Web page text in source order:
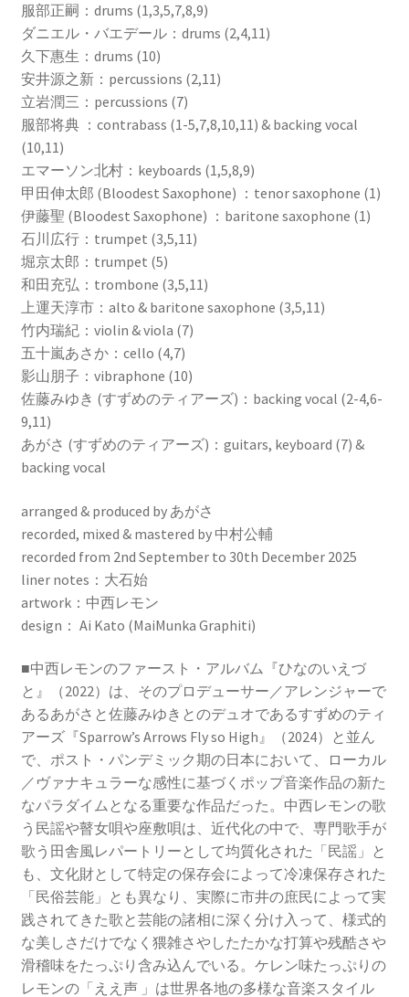
服部正嗣：drums (1,3,5,7,8,9)
ダニエル・バエデール：drums (2,4,11)
久下惠生：drums (10)
安井源之新：percussions (2,11)
立岩潤三：percussions (7)
服部将典 ：contrabass (1-5,7,8,10,11) & backing vocal
(10,11)
エマーソン北村：keyboards (1,5,8,9)
甲田伸太郎 (Bloodest Saxophone) ：tenor saxophone (1)
伊藤聖 (Bloodest Saxophone) ：baritone saxophone (1)
石川広行：trumpet (3,5,11)
堀京太郎：trumpet (5)
和田充弘：trombone (3,5,11)
上運天淳市：alto & baritone saxophone (3,5,11)
竹内瑞紀：violin & viola (7)
五十嵐あさか：cello (4,7)
影山朋子：vibraphone (10)
佐藤みゆき (すずめのティアーズ)：backing vocal (2-4,6-
9,11)
あがさ (すずめのティアーズ)：guitars, keyboard (7) &
backing vocal
arranged & produced by あがさ
recorded, mixed & mastered by 中村公輔
recorded from 2nd September to 30th December 2025
liner notes：大石始
artwork：中西レモン
design： Ai Kato (MaiMunka Graphiti)
■中西レモンのファースト・アルバム『ひなのいえづ
と』（2022）は、そのプロデューサー／アレンジャーで
あるあがさと佐藤みゆきとのデュオであるすずめのティ
アーズ『Sparrow’s Arrows Fly so High』（2024）と並ん
で、ポスト・パンデミック期の日本において、ローカル
／ヴァナキュラーな感性に基づくポップ音楽作品の新た
なパラダイムとなる重要な作品だった。中西レモンの歌
う民謡や瞽女唄や座敷唄は、近代化の中で、専門歌手が
歌う田舎風レパートリーとして均質化された「民謡」と
も、文化財として特定の保存会によって冷凍保存された
「民俗芸能」とも異なり、実際に市井の庶民によって実
践されてきた歌と芸能の諸相に深く分け入って、様式的
な美しさだけでなく猥雑さやしたたかな打算や残酷さや
滑稽味をたっぷり含み込んでいる。ケレン味たっぷりの
レモンの「ええ声 」は世界各地の多様な音楽スタイル